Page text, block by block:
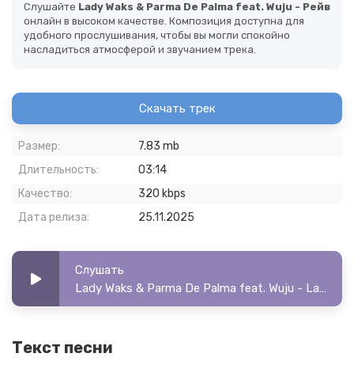
Слушайте Lady Waks & Parma De Palma feat. Wuju - Рейв
онлайн в высоком качестве. Композиция доступна для
удобного прослушивания, чтобы вы могли спокойно
насладиться атмосферой и звучанием трека.
Скачать трек
Размер:
7.83 mb
Длительность:
03:14
Качество:
320 kbps
Дата релиза:
25.11.2025
Слушать
Lady Waks & Parma De Palma feat. Wuju - Lady Waks & Parma De Palma feat. Wuju - Рейв
Текст песни